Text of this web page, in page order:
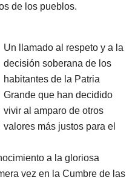
de los pueblos.
Un llamado al respeto y a la
decisión soberana de los
habitantes de la Patria
Grande que han decidido
vivir al amparo de otros
valores más justos para el
a la gloriosa
vez en la Cumbre de las